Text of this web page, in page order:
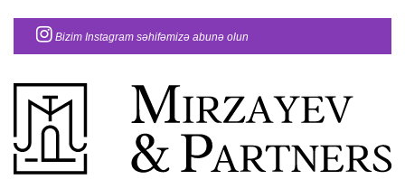
Bizim Instagram səhifəmizə abunə olun